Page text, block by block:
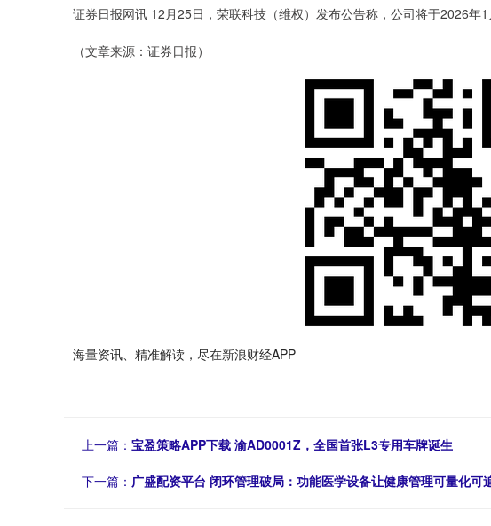
证券日报网讯 12月25日，荣联科技（维权）发布公告称，公司将于2026年
（文章来源：证券日报）
海量资讯、精准解读，尽在新浪财经APP
上一篇： 宝盈策略APP下载 渝AD0001Z，全国首张L3专用车牌诞生
下一篇： 广盛配资平台 闭环管理破局：功能医学设备让健康管理可量化可